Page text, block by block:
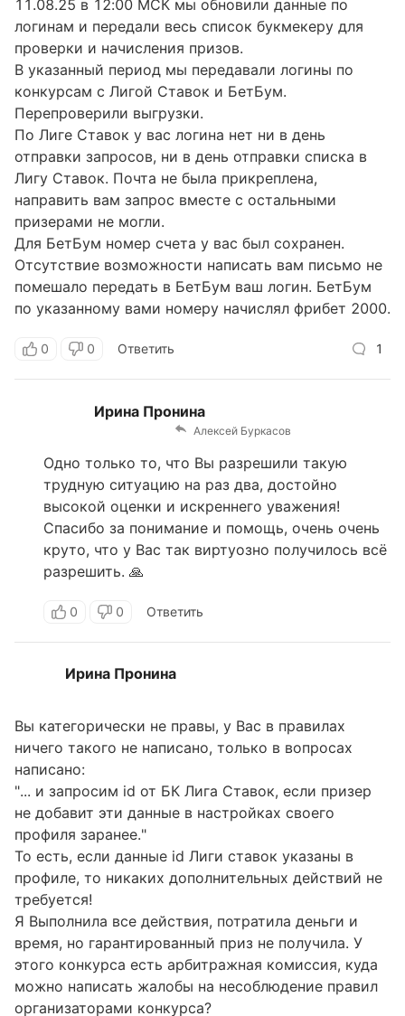
11.08.25 в 12:00 МСК мы обновили данные по
логинам и передали весь список букмекеру для
проверки и начисления призов.
В указанный период мы передавали логины по
конкурсам с Лигой Ставок и БетБум.
Перепроверили выгрузки.
По Лиге Ставок у вас логина нет ни в день
отправки запросов, ни в день отправки списка в
Лигу Ставок. Почта не была прикреплена,
направить вам запрос вместе с остальными
призерами не могли.
Для БетБум номер счета у вас был сохранен.
Отсутствие возможности написать вам письмо не
помешало передать в БетБум ваш логин. БетБум
по указанному вами номеру начислял фрибет 2000.
0 0 Ответить 1
Ирина Пронина
Алексей Буркасов
Одно только то, что Вы разрешили такую
трудную ситуацию на раз два, достойно
высокой оценки и искреннего уважения!
Спасибо за понимание и помощь, очень очень
круто, что у Вас так виртуозно получилось всё
разрешить. 🙏
0 0 Ответить
Ирина Пронина
Вы категорически не правы, у Вас в правилах
ничего такого не написано, только в вопросах
написано:
"... и запросим id от БК Лига Ставок, если призер
не добавит эти данные в настройках своего
профиля заранее."
То есть, если данные id Лиги ставок указаны в
профиле, то никаких дополнительных действий не
требуется!
Я Выполнила все действия, потратила деньги и
время, но гарантированный приз не получила. У
этого конкурса есть арбитражная комиссия, куда
можно написать жалобы на несоблюдение правил
организаторами конкурса?